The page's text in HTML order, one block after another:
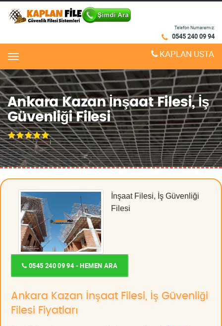
Telefon Numaramız:
0545 240 09 94
Menu KAPLAN USTA
Ankara Kazan İnşaat Filesi, İş
Güvenliği Filesi
İnşaat Filesi, İş Güvenliği
Filesi
0545 240 09 94 - HEMEN ARA
Ankara Kazan İnşaat Filesi, İş Güvenliği
Filesi Fiyatları